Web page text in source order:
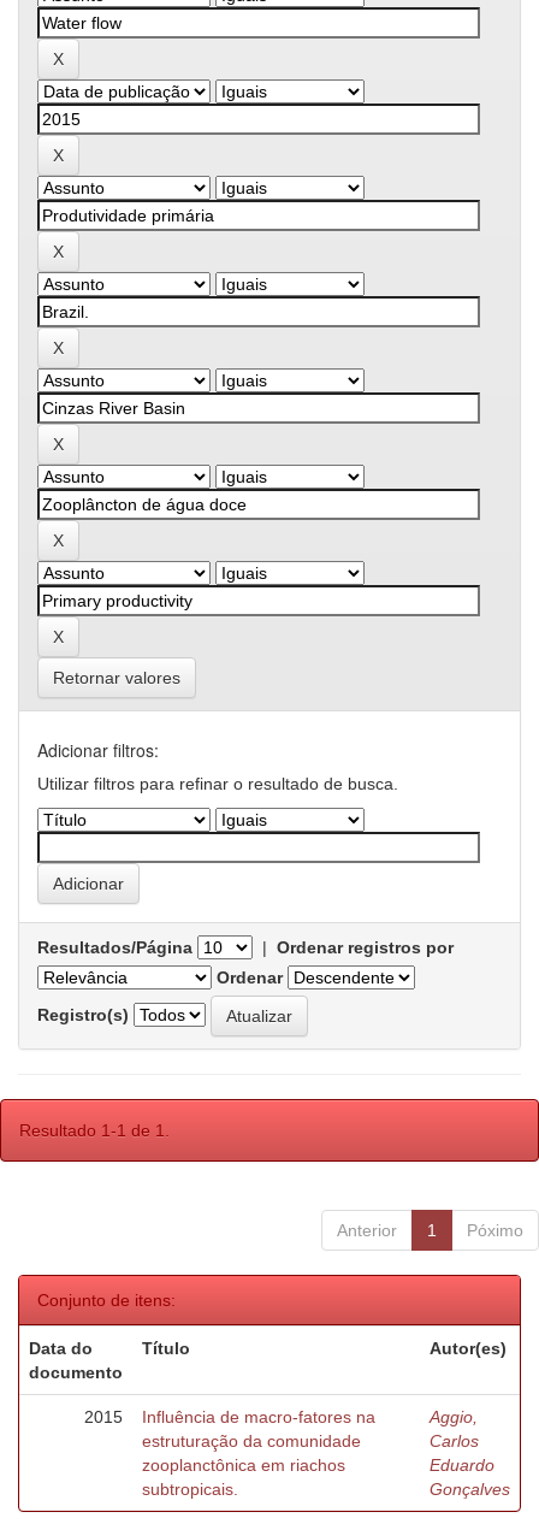
Retornar valores
Adicionar filtros:
Utilizar filtros para refinar o resultado de busca.
Resultados/Página | Ordenar registros por
Ordenar
Registro(s)
Resultado 1-1 de 1.
Anterior 1 Póximo
Conjunto de itens:
Data do
documento
Título Autor(es)
2015
Influência de macro-fatores na
estruturação da comunidade
zooplanctônica em riachos
subtropicais.
Aggio,
Carlos
Eduardo
Gonçalves